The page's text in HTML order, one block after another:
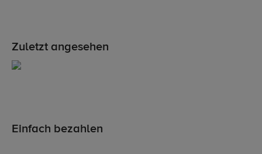
Zuletzt angesehen
Einfach bezahlen